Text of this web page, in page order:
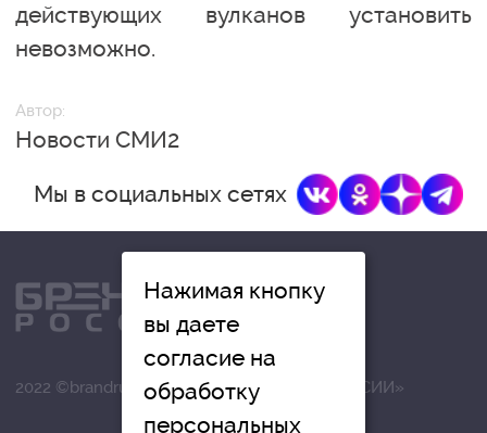
действующих вулканов установить
невозможно.
Автор:
Новости СМИ2
Мы в социальных сетях
2022 ©brandrussia.online | СИ «БРЕНДЫ РОССИИ»
Нажимая кнопку
вы даете
согласие на
обработку
персональных